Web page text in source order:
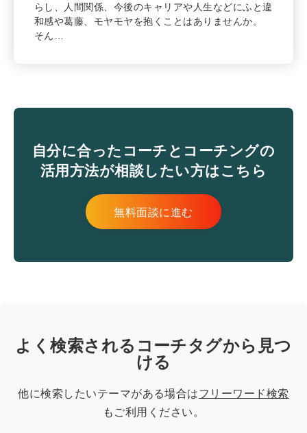
らし、人間関係、今後のキャリアや人生などにふと違
和感や葛藤、モヤモヤを抱くことはありませんか。
そん…
自分に合ったコーチとコーチングの
活用方法が相談したい方はこちら
無料面談に進む
よく検索されるコーチタグから見つ
ける
他に検索したいテーマがある場合はフリーワード検索
もご利用ください。